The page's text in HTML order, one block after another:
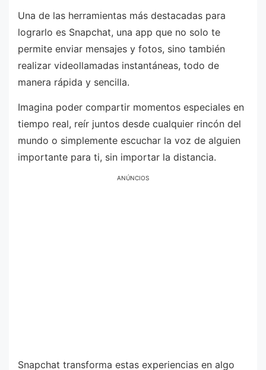
Una de las herramientas más destacadas para
lograrlo es Snapchat, una app que no solo te
permite enviar mensajes y fotos, sino también
realizar videollamadas instantáneas, todo de
manera rápida y sencilla.
Imagina poder compartir momentos especiales en
tiempo real, reír juntos desde cualquier rincón del
mundo o simplemente escuchar la voz de alguien
importante para ti, sin importar la distancia.
ANÚNCIOS
Snapchat transforma estas experiencias en algo